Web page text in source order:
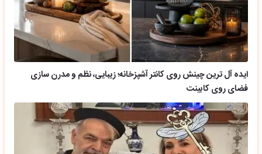
ایده آل ترین چینش روی کانتر آشپزخانه؛ زیبایی، نظم و مدرن سازی
فضای روی کابینت